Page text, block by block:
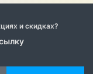
и скидках?